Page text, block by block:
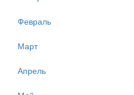
Февраль
Март
Апрель